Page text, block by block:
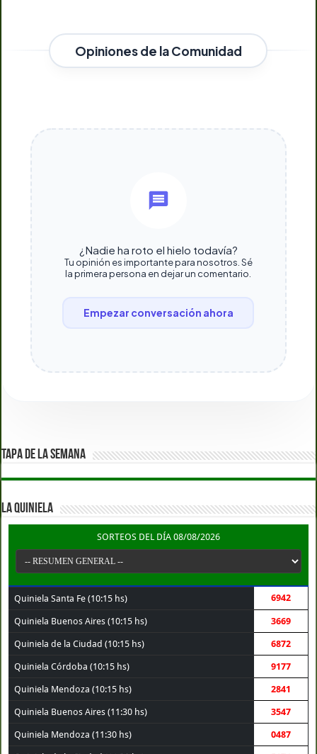
Opiniones de la Comunidad
¿Nadie ha roto el hielo todavía?
Tu opinión es importante para nosotros. Sé
la primera persona en dejar un comentario.
Empezar conversación ahora
TAPA DE LA SEMANA
LA QUINIELA
SORTEOS DEL DÍA 08/08/2026
Quiniela Santa Fe (10:15 hs) 6942
Quiniela Buenos Aires (10:15 hs) 3669
Quiniela de la Ciudad (10:15 hs) 6872
Quiniela Córdoba (10:15 hs) 9177
Quiniela Mendoza (10:15 hs) 2841
Quiniela Buenos Aires (11:30 hs) 3547
Quiniela Mendoza (11:30 hs) 0487